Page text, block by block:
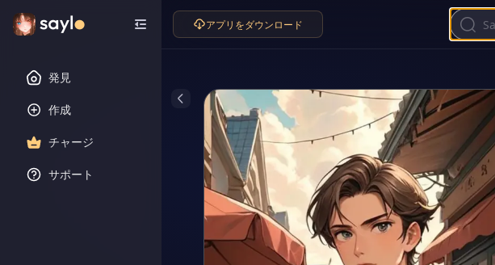
発見
作成
チャージ
サポート
アプリをダウンロード